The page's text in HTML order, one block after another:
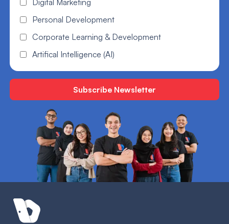
Digital Marketing
Personal Development
Corporate Learning & Development
Artifical Intelligence (AI)